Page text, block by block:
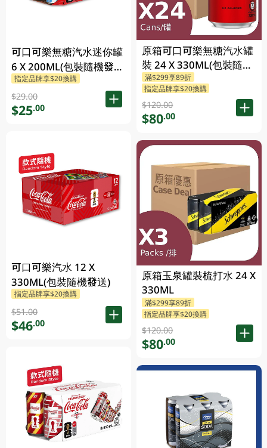
可口可樂無糖汽水迷你罐
6 X 200ML(包裝隨機發
送)
指定品牌享$20換購
$29.00
$25.00
可口可樂汽水 12 X
330ML(包裝隨機發送)
指定品牌享$20換購
$51.00
$46.00
原箱可口可樂無糖汽水罐
裝 24 X 330ML(包裝隨機
發送)
滿$299享89折
指定品牌享$20換購
$120.00
$80.00
原箱玉泉罐裝梳打水 24 X
330ML
滿$299享89折
指定品牌享$20換購
$120.00
$80.00